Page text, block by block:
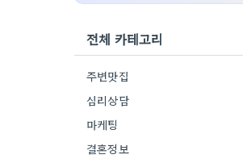
전체 카테고리
주변맛집
심리상담
마케팅
결혼정보